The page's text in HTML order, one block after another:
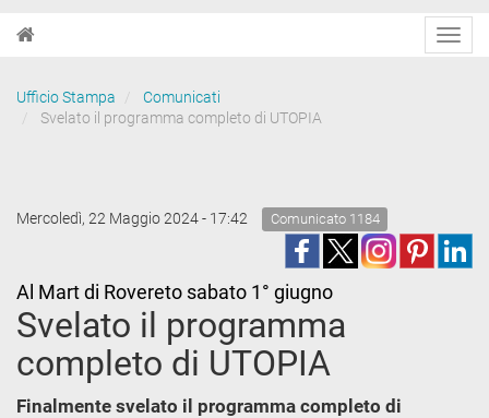
Ufficio Stampa
Comunicati
Svelato il programma completo di UTOPIA
Mercoledì, 22 Maggio 2024 - 17:42 Comunicato 1184
Al Mart di Rovereto sabato 1° giugno
Svelato il programma
completo di UTOPIA
Finalmente svelato il programma completo di